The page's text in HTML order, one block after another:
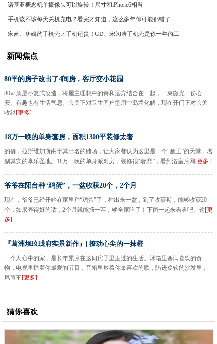
诺基亚概念机单摄像头可以旋转！尺寸和iPhone6相当
手机该不该每天关机充电？看完才知道，这么多年你可能都错了
宋茜、唐嫣的手机壳比手机还贵！GD、宋闵浩手机壳是你一年的工
新闻焦点
80平的房子改出了4间房，客厅变小花园
80㎡顶层小复式改造，将屋主理想中的诗和远方结合在一起，一束微光一份心
安。有趣也有生活气息。玄关正对卫生间户型用中岛墙化解，现在开门正对玄关
收纳[更多]
18万一晚的单身套房，面积1300平装修太奢
的确，拉斯维加斯由于其出名的赌场，让大家都认为这里是一个“赌王”的天堂，名
副其实的享乐圣地。18万一晚的单身派对房，装修很“奢靡”，看到浴室后网[更多]
爷爷在阳台种“鸡蛋”，一盆收获20个，2个月
现在，爷爷已经开始在家里种“鸡蛋”了，种出来一盆，到了收获期，能够收获20
个，如果养得好的话，2个月就能摘一茬，够全家吃了！下面一起来看看吧。这[更
多]
『葛洲坝玖珑府实景新作』| 撩动心尖的一抹橙
一个人心中的家，是长年累月在这间房子里度过的生活。冰箱里塞满喜欢的食
物，电视里播着你最爱的节目，音箱里放着你最喜欢的歌，陷进柔软的沙发里，
风雨不[更多]
猜你喜欢